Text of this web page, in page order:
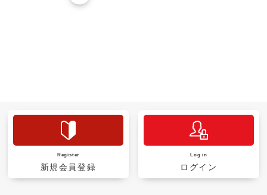
Register
新規会員登録
Log in
ログイン